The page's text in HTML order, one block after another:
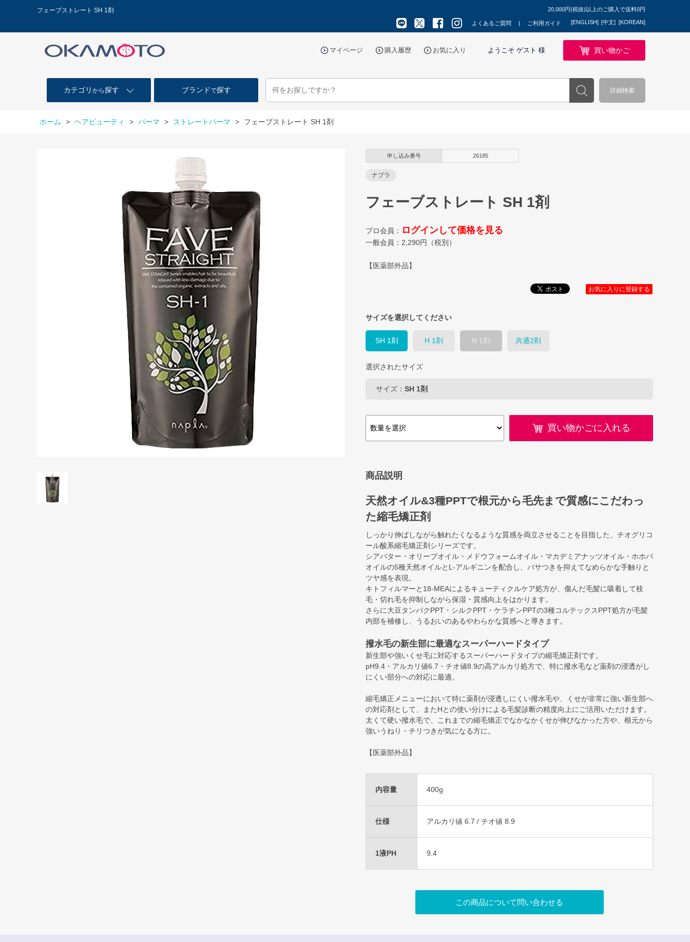
フェーブストレート SH 1剤 20,000円(税抜)以上のご購入で送料0円
よくあるご質問 ご利用ガイド [ENGLISH] [中文] [KOREAN]
マイページ 購入履歴 お気に入り ようこそ ゲスト 様 買い物かご
カテゴリ から探す ブランドで探す 詳細検索
ホーム > ヘアビューティ > パーマ > ストレートパーマ > フェーブストレート SH 1剤
申し込み番号 26185
ナプラ
フェーブストレート SH 1剤
プロ会員： ログインして価格を見る
一般会員： 2,290円（税別）
【医薬部外品】
お気に入りに登録する
サイズを選択してください
SH 1剤 H 1剤 N 1剤 共通2剤
選択されたサイズ
サイズ： SH 1剤
買い物かごに入れる
商品説明
天然オイル&3種PPTで根元から毛先まで質感にこだわっ
た縮毛矯正剤
しっかり伸ばしながら触れたくなるような質感を両立させることを目指した、チオグリコ
ール酸系縮毛矯正剤シリーズです。
シアバター・オリーブオイル・メドウフォームオイル・マカデミアナッツオイル・ホホバ
オイルの5種天然オイルとL-アルギニンを配合し、パサつきを抑えてなめらかな手触りと
ツヤ感を表現。
キトフィルマーと18-MEAによるキューティクルケア処方が、傷んだ毛髪に吸着して枝
毛・切れ毛を抑制しながら保湿・質感向上をはかります。
さらに大豆タンパクPPT・シルクPPT・ケラチンPPTの3種コルテックスPPT処方が毛髪
内部を補修し、うるおいのあるやわらかな質感へと導きます。
撥水毛の新生部に最適なスーパーハードタイプ
新生部や強いくせ毛に対応するスーパーハードタイプの縮毛矯正剤です。
pH9.4・アルカリ値6.7・チオ値8.9の高アルカリ処方で、特に撥水毛など薬剤の浸透がし
にくい部分への対応に最適。
縮毛矯正メニューにおいて特に薬剤が浸透しにくい撥水毛や、くせが非常に強い新生部へ
の対応剤として、またHとの使い分けによる毛髪診断の精度向上にご活用いただけます。
太くて硬い撥水毛で、これまでの縮毛矯正でなかなかくせが伸びなかった方や、根元から
強いうねり・チリつきが気になる方に。
【医薬部外品】
内容量 400g
仕様 アルカリ値 6.7 / チオ値 8.9
1液PH 9.4
この商品について問い合わせる